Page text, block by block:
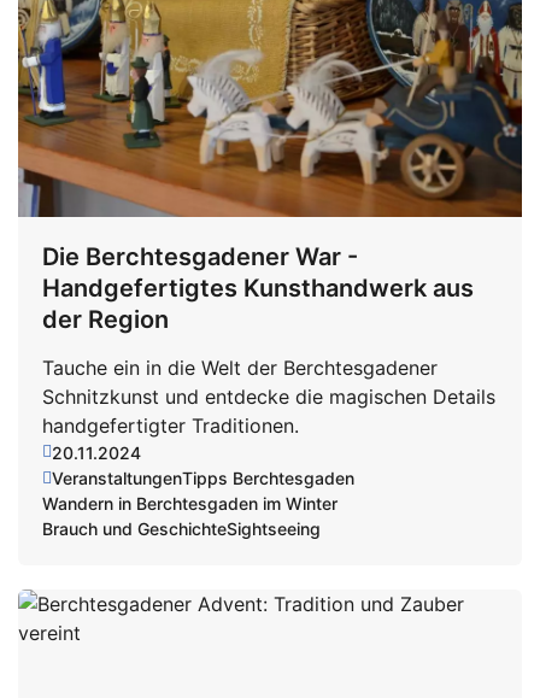
Die Berchtesgadener War -
Handgefertigtes Kunsthandwerk aus
der Region
Tauche ein in die Welt der Berchtesgadener
Schnitzkunst und entdecke die magischen Details
handgefertigter Traditionen.
20.11.2024
VeranstaltungenTipps Berchtesgaden
Wandern in Berchtesgaden im Winter
Brauch und GeschichteSightseeing